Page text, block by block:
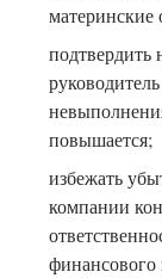
материнские
подтвердить
повышается;
избежать
компании
финансового